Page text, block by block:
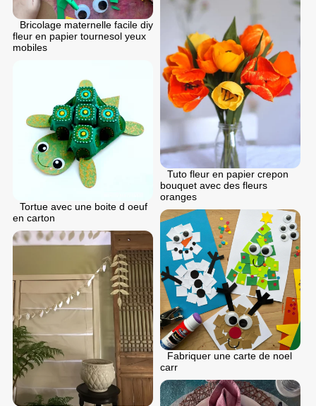
Bricolage maternelle facile diy
fleur en papier tournesol yeux
mobiles
Tuto fleur en papier crepon
bouquet avec des fleurs
oranges
Tortue avec une boite d oeuf
en carton
Fabriquer une carte de noel
carr